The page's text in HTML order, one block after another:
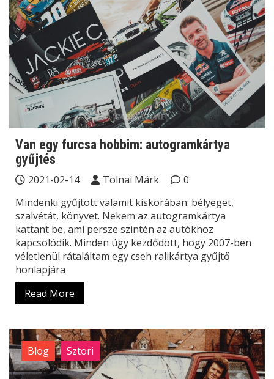
Van egy furcsa hobbim: autogramkártya
gyűjtés
2021-02-14 Tolnai Márk
0
Mindenki gyűjtött valamit kiskorában: bélyeget,
szalvétát, könyvet. Nekem az autogramkártya
kattant be, ami persze szintén az autókhoz
kapcsolódik. Minden úgy kezdődött, hogy 2007-ben
véletlenül rátaláltam egy cseh ralikártya gyűjtő
honlapjára
Read More
Blog Sztori